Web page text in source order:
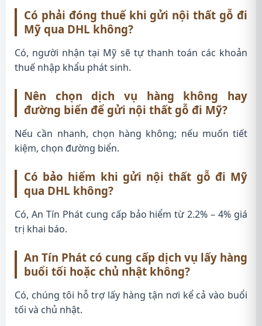
Có phải đóng thuế khi gửi nội thất gỗ đi
Mỹ qua DHL không?
Có, người nhận tại Mỹ sẽ tự thanh toán các khoản
thuế nhập khẩu phát sinh.
Nên chọn dịch vụ hàng không hay
đường biển để gửi nội thất gỗ đi Mỹ?
Nếu cần nhanh, chọn hàng không; nếu muốn tiết
kiệm, chọn đường biển.
Có bảo hiểm khi gửi nội thất gỗ đi Mỹ
qua DHL không?
Có, An Tín Phát cung cấp bảo hiểm từ 2.2% – 4% giá
trị khai báo.
An Tín Phát có cung cấp dịch vụ lấy hàng
buổi tối hoặc chủ nhật không?
Có, chúng tôi hỗ trợ lấy hàng tận nơi kể cả vào buổi
tối và chủ nhật.